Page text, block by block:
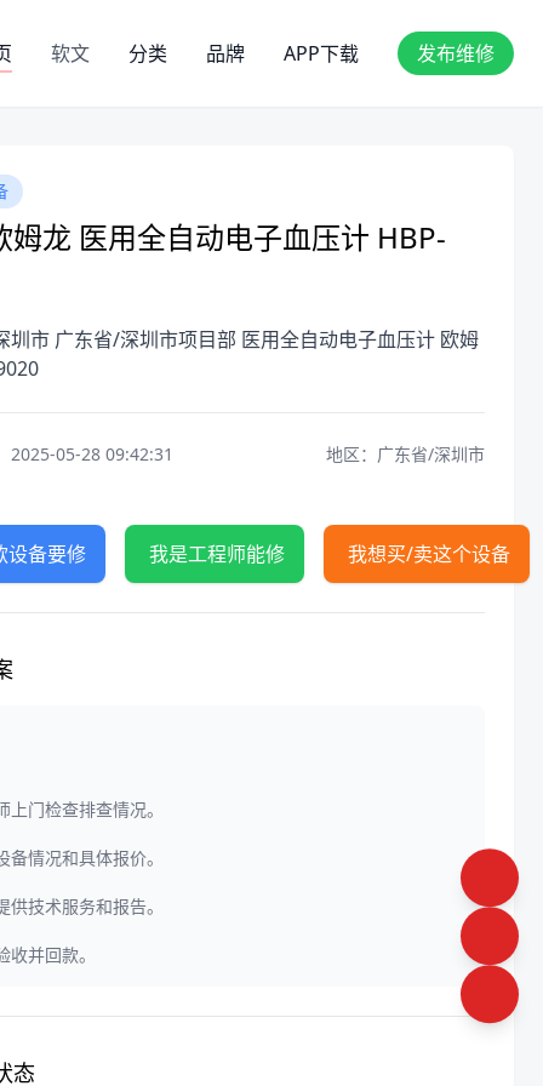
软文 分类 品牌 APP下载 发布维修
姆龙 医用全自动电子血压计 HBP-
圳市 广东省/深圳市项目部 医用全自动电子血压计 欧姆
2025-05-28 09:42:31 地区：广东省/深圳市
设备要修 我是工程师能修 我想买/卖这个设备
上门检查排查情况。
备情况和具体报价。
供技术服务和报告。
收并回款。
态